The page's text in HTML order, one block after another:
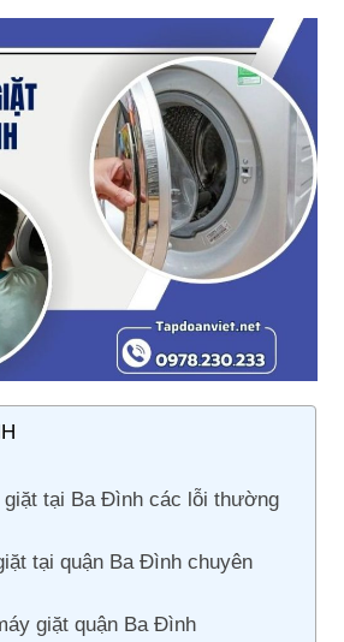
giặt tại Ba Đình các lỗi thường
tại quận Ba Đình chuyên
giặt quận Ba Đình